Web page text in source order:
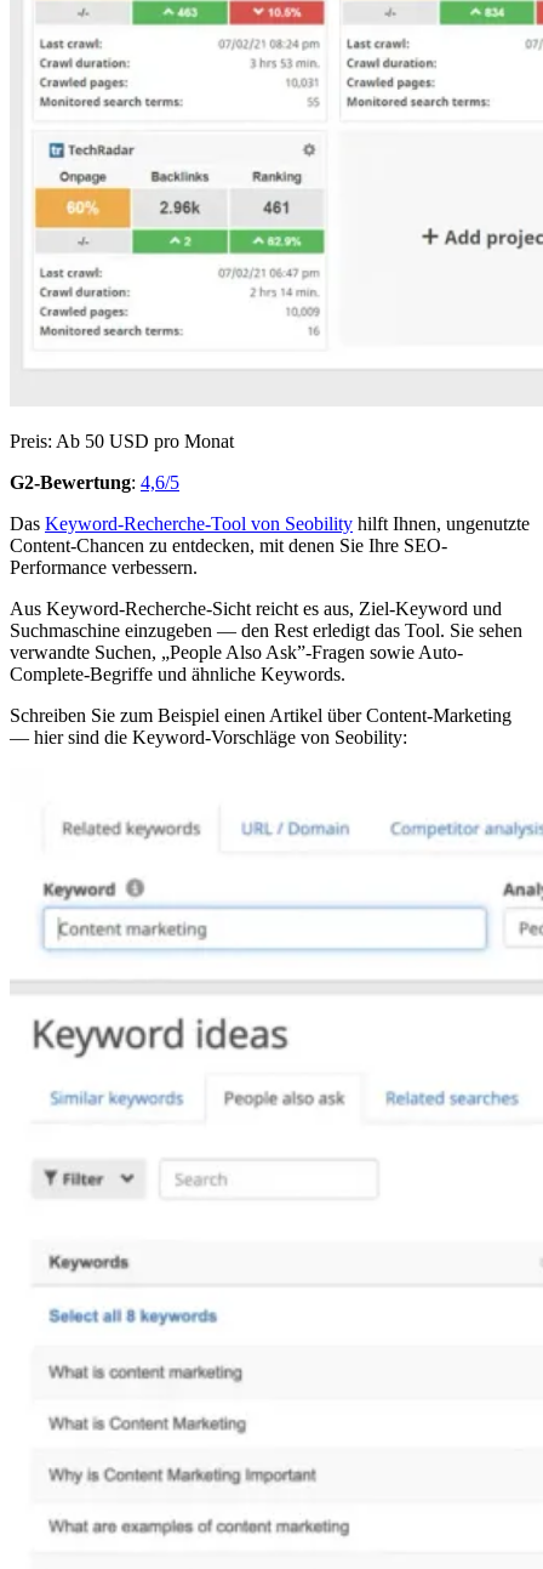
Preis: Ab 50 USD pro Monat
G2-Bewertung: 4,6/5
Das Keyword-Recherche-Tool von Seobility hilft Ihnen, ungenutzte
Content-Chancen zu entdecken, mit denen Sie Ihre SEO-
Performance verbessern.
Aus Keyword-Recherche-Sicht reicht es aus, Ziel-Keyword und
Suchmaschine einzugeben — den Rest erledigt das Tool. Sie sehen
verwandte Suchen, „People Also Ask”-Fragen sowie Auto-
Complete-Begriffe und ähnliche Keywords.
Schreiben Sie zum Beispiel einen Artikel über Content-Marketing
— hier sind die Keyword-Vorschläge von Seobility: